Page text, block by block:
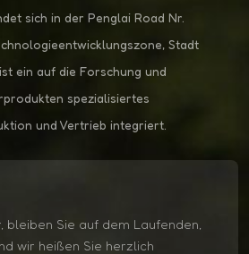
sich in der Penglai Road Nr.
Stadt
ein auf die Forschung und
spezialisiertes
und Vertrieb integriert.
bleiben Sie auf dem Laufenden,
wir heißen Sie herzlich